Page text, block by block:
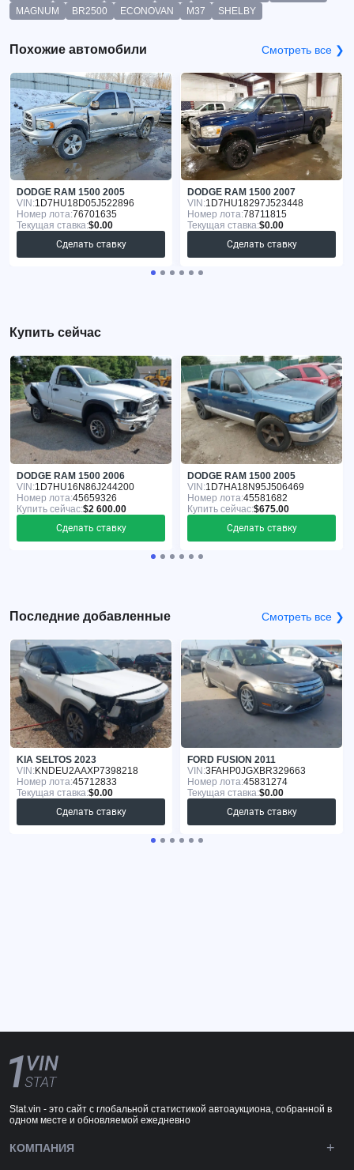
MAGNUM
BR2500 ECONOVAN M37 SHELBY
Похожие автомобили Смотреть все ❯
DODGE RAM 1500 2005
VIN:1D7HU18D05J522896
Номер лота:76701635
Текущая ставка:$0.00
Сделать ставку
DODGE RAM 1500 2007
VIN:1D7HU18297J523448
Номер лота:78711815
Текущая ставка:$0.00
Сделать ставку
Купить сейчас
DODGE RAM 1500 2006
VIN:1D7HU16N86J244200
Номер лота:45659326
Купить сейчас:$2 600.00
Сделать ставку
DODGE RAM 1500 2005
VIN:1D7HA18N95J506469
Номер лота:45581682
Купить сейчас:$675.00
Сделать ставку
Последние добавленные Смотреть все ❯
KIA SELTOS 2023
VIN:KNDEU2AAXP7398218
Номер лота:45712833
Текущая ставка:$0.00
Сделать ставку
FORD FUSION 2011
VIN:3FAHP0JGXBR329663
Номер лота:45831274
Текущая ставка:$0.00
Сделать ставку
Stat.vin - это сайт с глобальной статистикой автоаукциона, собранной в
одном месте и обновляемой ежедневно
КОМПАНИЯ